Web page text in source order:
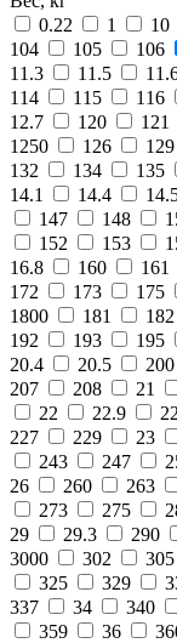
0.22
1 10
104
105 106
11.3
11.5
114
115 116
12.7
120 121
1250
126 129
132
134 135
14.1
14.4
147
148
152
153
16.8
160 161
172
173 175
1800
181 182
192
193 195
20.4
20.5 200
207
208 21
22
22.9
227
229 23
243
247
26
260 263
273
275
29
29.3 290
3000
302 305
325
329
337
34 340
359
36